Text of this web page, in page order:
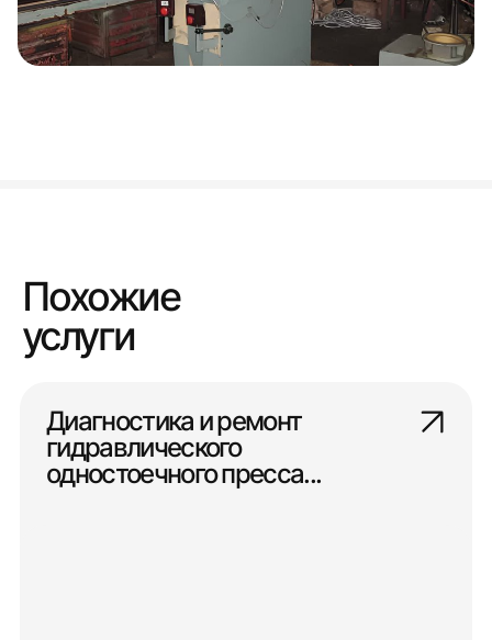
Похожие
услуги
Диагностика и ремонт
гидравлического
одностоечного пресса...